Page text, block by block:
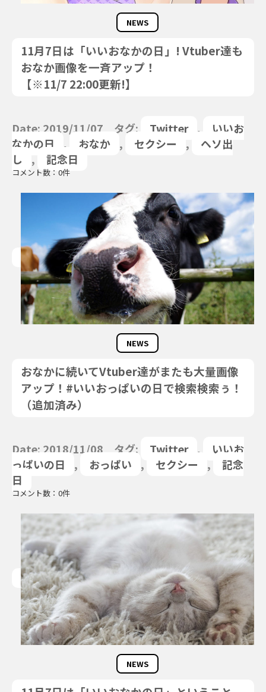
NEWS
11月7日は「いいおなかの日」! Vtuber達も
おなか画像を一斉アップ！
【※11/7 22:00更新!】
Date: 2019/11/07 タグ: Twitter ,
いいお
なかの日
, おなか , セクシー ,
ヘソ出
し
, 記念日
コメント数：0件
NEWS
おなかに続いてVtuber達がまたも大量画像
アップ！#いいおっぱいの日で検索検索ぅ！
（追加済み）
Date: 2018/11/08 タグ: Twitter ,
いいお
っぱいの日
, おっぱい , セクシー ,
記念
日
コメント数：0件
NEWS